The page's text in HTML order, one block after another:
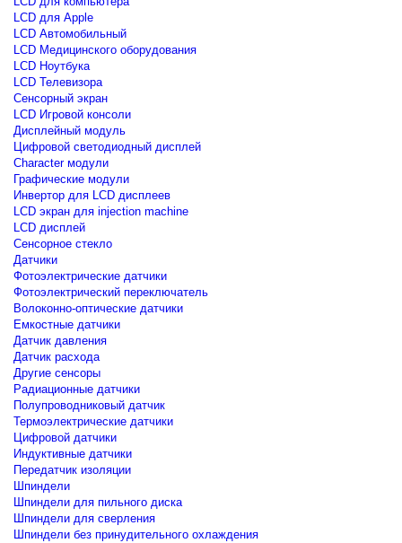
LCD для Apple
LCD Автомобильный
LCD Медицинского оборудования
LCD Ноутбука
LCD Телевизора
Сенсорный экран
LCD Игровой консоли
Дисплейный модуль
Цифровой светодиодный дисплей
Сharacter модули
Графические модули
Инвертор для LCD дисплеев
LCD экран для injection machine
LCD дисплей
Сенсорное стекло
Датчики
Фотоэлектрические датчики
Фотоэлектрический переключатель
Волоконно-оптические датчики
Емкостные датчики
Датчик давления
Датчик расхода
Другие сенсоры
Радиационные датчики
Полупроводниковый датчик
Термоэлектрические датчики
Цифровой датчики
Индуктивные датчики
Передатчик изоляции
Шпиндели
Шпиндели для пильного диска
Шпиндели для сверления
Шпиндели без принудительного охлаждения